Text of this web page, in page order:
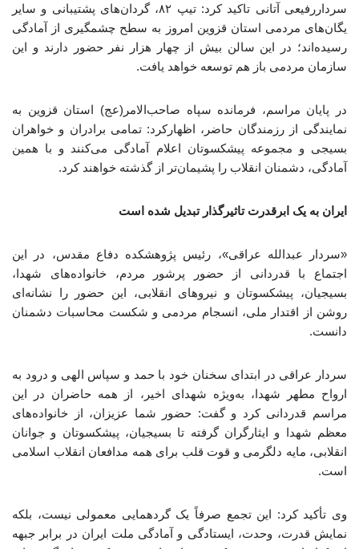
سرداررفیعی آتانی تاکید کرد: تیپ ۸۲، گردان‌های پشتیبانی و سایر
یگان‌های مردمی استان قزوین امروز به سطح چشمگیری از آمادگی
رسیده‌اند؛ در این سالن بیش از چهار هزار نفر حضور دارند و این
سازمان مردمی باز هم توسعه خواهد یافت.
در پایان مراسم، فرمانده سپاه صاحب‌الامر(عج) استان قزوین به
نمایندگی از رزمندگان حاضر، اظهارکرد: تمامی برادران و خواهران
بسیجی و مجموعه پیشکسوتان اعلام آمادگی می‌کنند و با همین
آمادگی، دشمنان انقلاب را پشیمان‌تر از گذشته خواهند کرد.
ایران به یک ابرقدرت تاثیرگذار تبدیل شده است
«سردار عبدالله عراقی»، رئیس پژوهشکده دفاع مقدس، در این
اجتماع با قدردانی از حضور پرشور مردم، خانواده‌های شهدا،
بسیجیان، پیشکسوتان و نیروهای انقلابی، این حضور را نشانه‌ای
روشن از اقتدار ملی، انسجام مردمی و شکست محاسبات دشمنان
دانست.
سردار عراقی در ابتدای سخنان خود با حمد و سپاس الهی و درود به
ارواح مطهر شهدا، به‌ویژه شهدای اخیر، از همه حاضران در این
مراسم قدردانی کرد و گفت: حضور شما عزیزان، از خانواده‌های
معظم شهدا و ایثارگران گرفته تا بسیجیان، پیشکسوتان و جوانان
انقلابی، مایه دلگرمی و قوت قلب برای همه مدافعان انقلاب اسلامی
است.
وی تأکید کرد: این تجمع صرفاً یک گردهمایی معمولی نیست، بلکه
نمایش قدرت، وحدت، ایستادگی و آمادگی ملت ایران در برابر جبهه